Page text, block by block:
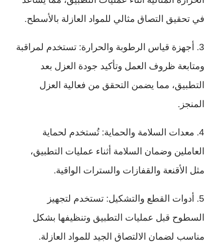
في تحقيق التصاق مثالي للمواد العازلة بالأسطح.
3. أجهزة قياس الرطوبة والحرارة: تستخدم لمراقبة
ومتابعة ظروف العمل وتأكيد جودة العزل بعد
التطبيق، مما يضمن التحقق من فعالية العزل
المنجز.
4. معدات السلامة والحماية: تُستخدم لحماية
العاملين وضمان السلامة أثناء عمليات التطبيق،
مثل الأقنعة والقفازات والسترات الواقية.
5. أدوات القطع والتشكيل: تستخدم لتجهيز
السطوح قبل عمليات التطبيق وتنظيفها بشكل
مناسب لضمان الالتصاق الجيد للمواد العازلة.